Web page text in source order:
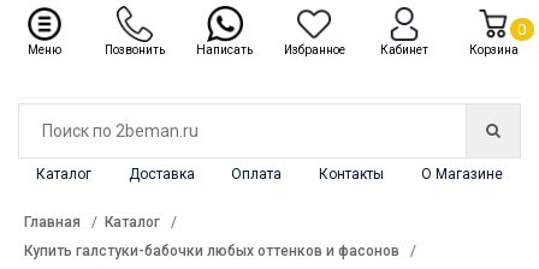
Каталог Доставка Оплата Контакты О Магазине
Каталог ✖
Главная
Каталог
Купить галстуки-бабочки любых оттенков и фасонов
Меню Позвонить Написать Избранное Кабинет Корзина
0